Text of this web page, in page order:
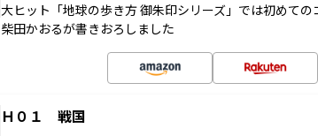
大ヒット「地球の歩き方 御朱印シリーズ」では初めて
柴田かおるが書きおろしました
Ｈ０１ 戦国